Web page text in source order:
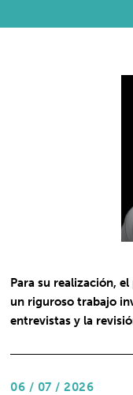
Para su realización,
un riguroso trabajo
entrevistas y la
06 / 07 / 2026